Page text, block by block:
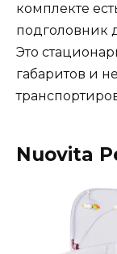
комплекте
подголовник
Это
габаритов и
Nuovita